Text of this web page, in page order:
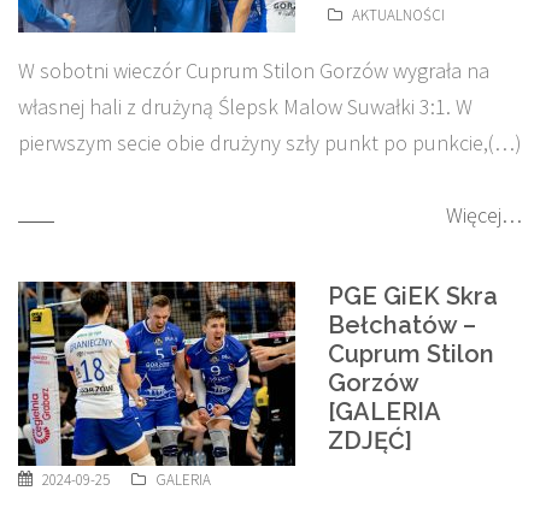
AKTUALNOŚCI
W sobotni wieczór Cuprum Stilon Gorzów wygrała na
własnej hali z drużyną Ślepsk Malow Suwałki 3:1. W
pierwszym secie obie drużyny szły punkt po punkcie,(…)
Więcej…
PGE GiEK Skra
Bełchatów –
Cuprum Stilon
Gorzów
[GALERIA
ZDJĘĆ]
2024-09-25 GALERIA